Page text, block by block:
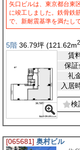
矢口ビルは、東京都台東
に竣工しました。鉄骨鉄
で、新耐震基準を満たし
5階 36.79坪 (121.62m2
賃
保証
礼
入居
検
[065681] 奥村ビル